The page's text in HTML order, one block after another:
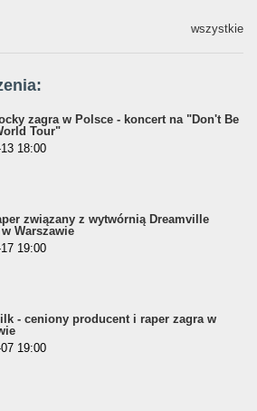
wszystkie
zagra w Polsce - koncert na "Don't Be
Tour"
18:00
związany z wytwórnią Dreamville
Warszawie
19:00
- ceniony producent i raper zagra w
19:00